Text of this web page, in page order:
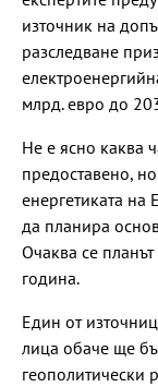
източник на
разследване
млрд. евро до
Не е ясно каква
предоставено,
енергетиката на
да планира
Очаква се
година.
Един от
лица обаче ще
геополитически